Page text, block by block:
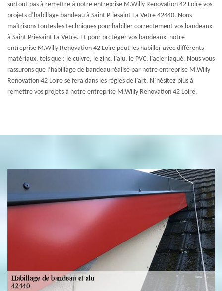
surtout pas à remettre à notre entreprise M.Willy Renovation 42 Loire vos
projets d’habillage bandeau à Saint Priesaint La Vetre 42440. Nous
maîtrisons toutes les techniques pour habiller correctement vos bandeaux
à Saint Priesaint La Vetre. Et pour protéger vos bandeaux, notre
entreprise M.Willy Renovation 42 Loire peut les habiller avec différents
matériaux, tels que : le cuivre, le zinc, l’alu, le PVC, l’acier laqué. Nous vous
rassurons que l’habillage de bandeau réalisé par notre entreprise M.Willy
Renovation 42 Loire se fera dans les règles de l’art. N’hésitez plus à
remettre vos projets à notre entreprise M.Willy Renovation 42 Loire.